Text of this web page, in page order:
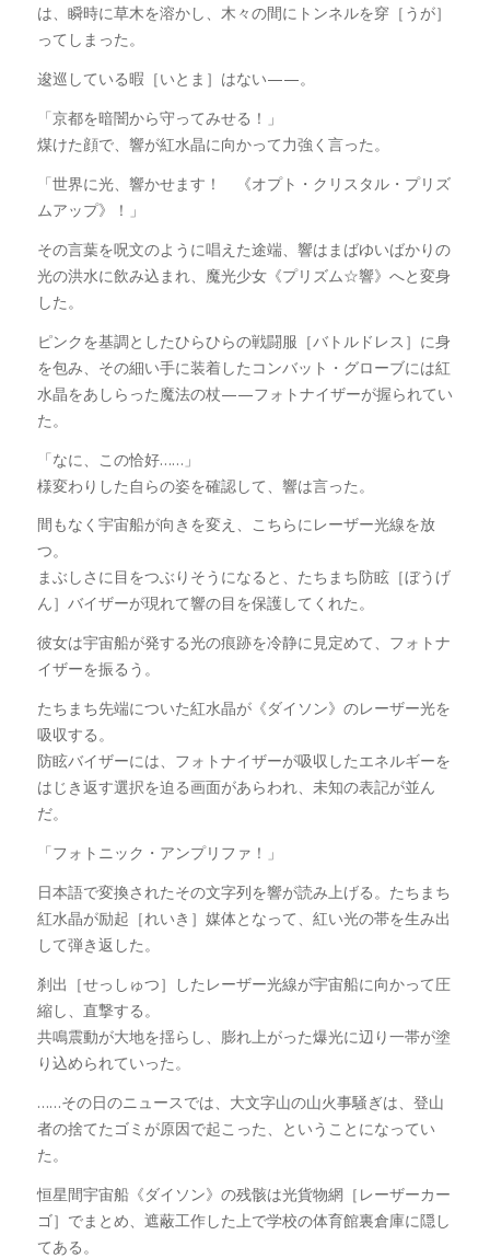
は、瞬時に草木を溶かし、木々の間にトンネルを穿［うが］
ってしまった。
逡巡している暇［いとま］はない——。
「京都を暗闇から守ってみせる！」
煤けた顔で、響が紅水晶に向かって力強く言った。
「世界に光、響かせます！ 《オプト・クリスタル・プリズ
ムアップ》！」
その言葉を呪文のように唱えた途端、響はまばゆいばかりの
光の洪水に飲み込まれ、魔光少女《プリズム☆響》へと変身
した。
ピンクを基調としたひらひらの戦闘服［バトルドレス］に身
を包み、その細い手に装着したコンバット・グローブには紅
水晶をあしらった魔法の杖——フォトナイザーが握られてい
た。
「なに、この恰好……」
様変わりした自らの姿を確認して、響は言った。
間もなく宇宙船が向きを変え、こちらにレーザー光線を放
つ。
まぶしさに目をつぶりそうになると、たちまち防眩［ぼうげ
ん］バイザーが現れて響の目を保護してくれた。
彼女は宇宙船が発する光の痕跡を冷静に見定めて、フォトナ
イザーを振るう。
たちまち先端についた紅水晶が《ダイソン》のレーザー光を
吸収する。
防眩バイザーには、フォトナイザーが吸収したエネルギーを
はじき返す選択を迫る画面があらわれ、未知の表記が並ん
だ。
「フォトニック・アンプリファ！」
日本語で変換されたその文字列を響が読み上げる。たちまち
紅水晶が励起［れいき］媒体となって、紅い光の帯を生み出
して弾き返した。
刹出［せっしゅつ］したレーザー光線が宇宙船に向かって圧
縮し、直撃する。
共鳴震動が大地を揺らし、膨れ上がった爆光に辺り一帯が塗
り込められていった。
……その日のニュースでは、大文字山の山火事騒ぎは、登山
者の捨てたゴミが原因で起こった、ということになってい
た。
恒星間宇宙船《ダイソン》の残骸は光貨物網［レーザーカー
ゴ］でまとめ、遮蔽工作した上で学校の体育館裏倉庫に隠し
てある。